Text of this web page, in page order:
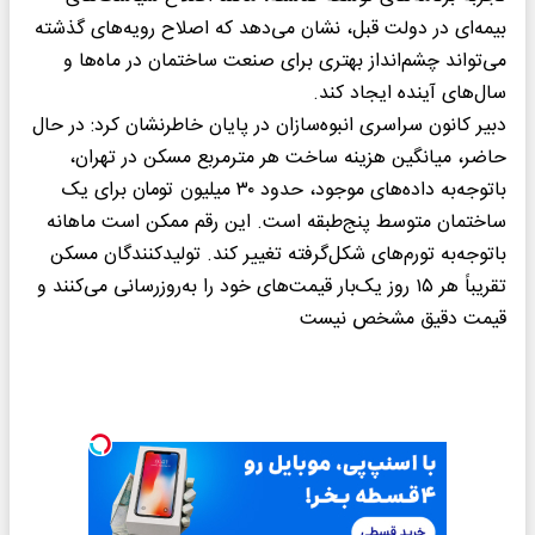
بیمه‌ای در دولت قبل، نشان می‌دهد که اصلاح رویه‌های گذشته
می‌تواند چشم‌انداز بهتری برای صنعت ساختمان در ماه‌ها و
سال‌های آینده ایجاد کند.
دبیر کانون سراسری انبوه‌سازان در پایان خاطرنشان کرد: در حال
حاضر، میانگین هزینه ساخت هر مترمربع مسکن در تهران،
باتوجه‌به داده‌های موجود، حدود ۳۰ میلیون تومان برای یک
ساختمان متوسط پنج‌طبقه است. این رقم ممکن است ماهانه
باتوجه‌به تورم‌های شکل‌گرفته تغییر کند. تولیدکنندگان مسکن
تقریباً هر ۱۵ روز یک‌بار قیمت‌های خود را به‌روزرسانی می‌کنند و
قیمت دقیق مشخص نیست